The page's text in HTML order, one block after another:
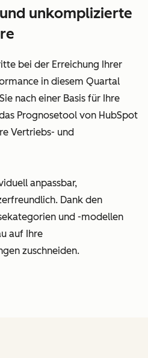
unkomplizierte
bei der Erreichung Ihrer
in diesem Quartal
nach einer Basis für Ihre
Prognosetool von HubSpot
Vertriebs- und
anpassbar,
Dank den
und -modellen
auf Ihre
zuschneiden.